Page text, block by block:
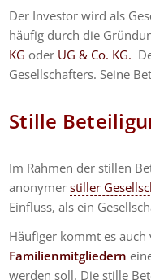
Der Investor wird als
häufig durch die
KG oder UG & Co. KG.
Gesellschafters. Seine
Stille
Im Rahmen der stillen
anonymerstiller
Einfluss, als ein
Häufiger kommt es auch
Familienmitgliedern
werden soll. Die stille